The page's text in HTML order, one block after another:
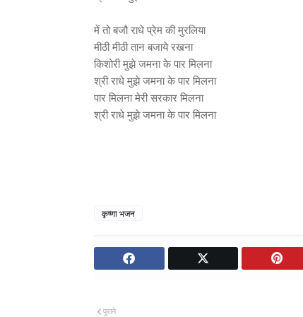
में तो बजौ राधे प्रेम की मुरलिया
मीठी मीठी तान बजाये रखना
किशोरी मुझे जमना के पार मिलना
श्री राधे मुझे जमना के पार मिलना
पार मिलना मेरी सरकार मिलना
श्री राधे मुझे जमना के पार मिलना
कृष्णा भजन
पुराने